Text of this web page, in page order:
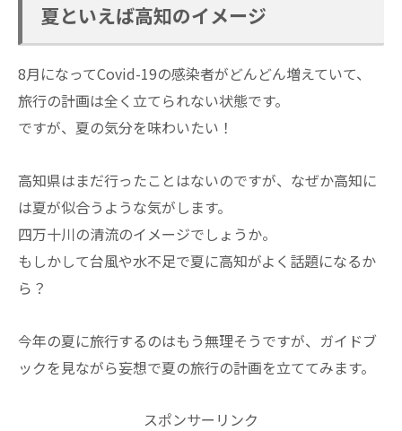
夏といえば高知のイメージ
8月になってCovid-19の感染者がどんどん増えていて、
旅行の計画は全く立てられない状態です。
ですが、夏の気分を味わいたい！
高知県はまだ行ったことはないのですが、なぜか高知に
は夏が似合うような気がします。
四万十川の清流のイメージでしょうか。
もしかして台風や水不足で夏に高知がよく話題になるか
ら？
今年の夏に旅行するのはもう無理そうですが、ガイドブ
ックを見ながら妄想で夏の旅行の計画を立ててみます。
スポンサーリンク